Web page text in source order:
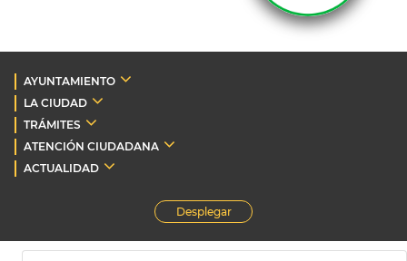
AYUNTAMIENTO
LA CIUDAD
TRÁMITES
ATENCIÓN CIUDADANA
ACTUALIDAD
Desplegar